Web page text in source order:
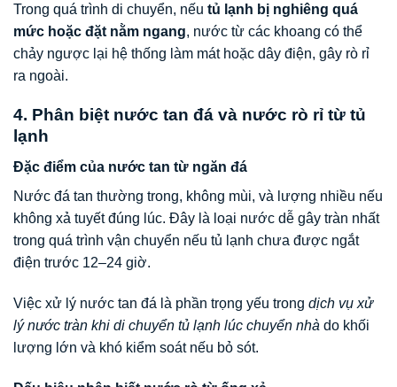
Trong quá trình di chuyển, nếu tủ lạnh bị nghiêng quá
mức hoặc đặt nằm ngang, nước từ các khoang có thể
chảy ngược lại hệ thống làm mát hoặc dây điện, gây rò rỉ
ra ngoài.
4. Phân biệt nước tan đá và nước rò rỉ từ tủ
lạnh
Đặc điểm của nước tan từ ngăn đá
Nước đá tan thường trong, không mùi, và lượng nhiều nếu
không xả tuyết đúng lúc. Đây là loại nước dễ gây tràn nhất
trong quá trình vận chuyển nếu tủ lạnh chưa được ngắt
điện trước 12–24 giờ.
Việc xử lý nước tan đá là phần trọng yếu trong dịch vụ xử
lý nước tràn khi di chuyển tủ lạnh lúc chuyển nhà do khối
lượng lớn và khó kiểm soát nếu bỏ sót.